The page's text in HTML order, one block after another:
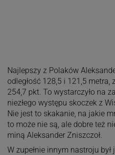
Najlepszy z Polaków
odległość 128,5 i 121,5 metra,
254,7 pkt. To wystarczyło na
niezłego występu skoczek z
Nie jest to skakanie, na jakie
to może nie są, ale dobre też
miną Aleksander Zniszczoł.
W zupełnie innym nastroju